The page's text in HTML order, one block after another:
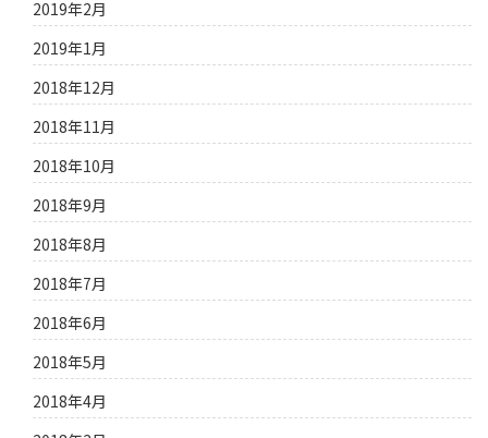
2019年2月
2019年1月
2018年12月
2018年11月
2018年10月
2018年9月
2018年8月
2018年7月
2018年6月
2018年5月
2018年4月